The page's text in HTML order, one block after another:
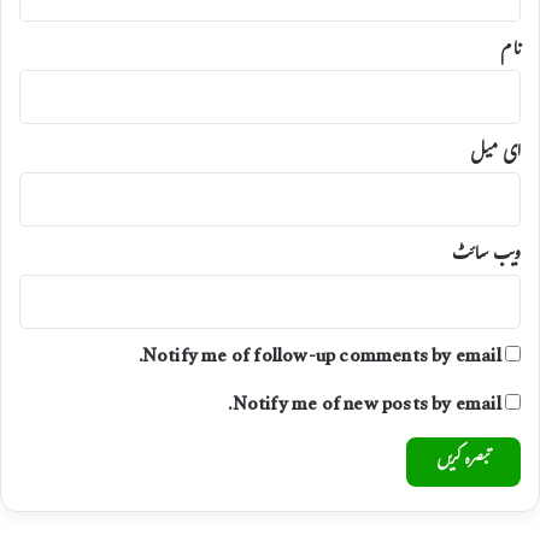
نام
ای میل
ویب‌ سائٹ
Notify me of follow-up comments by email.
Notify me of new posts by email.